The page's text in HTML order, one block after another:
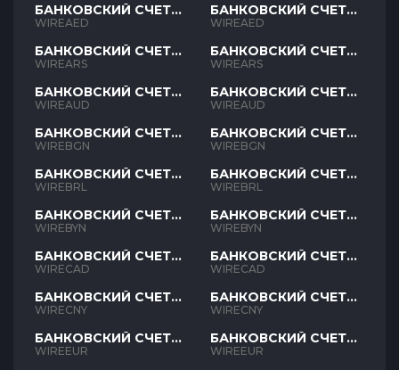
БАНКОВСКИЙ СЧЕТ
AED
WIREAED
БАНКОВСКИЙ СЧЕТ
ARS
WIREARS
БАНКОВСКИЙ СЧЕТ
AUD
WIREAUD
БАНКОВСКИЙ СЧЕТ
BGN
WIREBGN
БАНКОВСКИЙ СЧЕТ
BRL
WIREBRL
БАНКОВСКИЙ СЧЕТ
BYN
WIREBYN
БАНКОВСКИЙ СЧЕТ
CAD
WIRECAD
БАНКОВСКИЙ СЧЕТ
CNY
WIRECNY
БАНКОВСКИЙ СЧЕТ
EUR
WIREEUR
БАНКОВСКИЙ СЧЕТ
AED
WIREAED
БАНКОВСКИЙ СЧЕТ
ARS
WIREARS
БАНКОВСКИЙ СЧЕТ
AUD
WIREAUD
БАНКОВСКИЙ СЧЕТ
BGN
WIREBGN
БАНКОВСКИЙ СЧЕТ
BRL
WIREBRL
БАНКОВСКИЙ СЧЕТ
BYN
WIREBYN
БАНКОВСКИЙ СЧЕТ
CAD
WIRECAD
БАНКОВСКИЙ СЧЕТ
CNY
WIRECNY
БАНКОВСКИЙ СЧЕТ
EUR
WIREEUR